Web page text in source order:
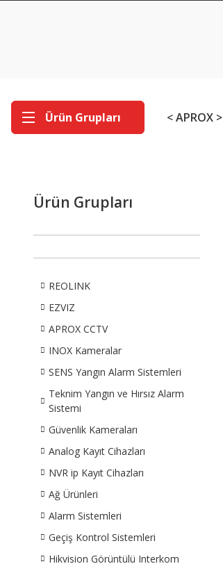
Ürün Grupları < APROX >
Ürün Grupları
REOLINK
EZVIZ
APROX CCTV
INOX Kameralar
SENS Yangın Alarm Sistemleri
Teknim Yangın ve Hırsız Alarm
Sistemi
Güvenlik Kameraları
Analog Kayıt Cihazları
NVR ip Kayıt Cihazları
Ağ Ürünleri
Alarm Sistemleri
Geçiş Kontrol Sistemleri
Hikvision Görüntülü Interkom